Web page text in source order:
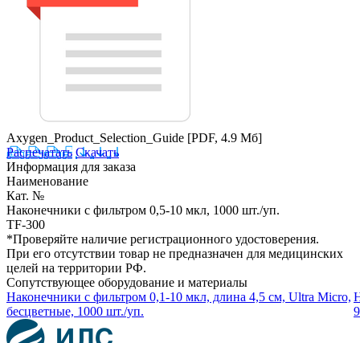
Axygen_Product_Selection_Guide [PDF, 4.9 Мб]
Распечатать Скачать
Информация для заказа
Наименование
Кат. №
Наконечники с фильтром 0,5-10 мкл, 1000 шт./уп.
TF-300
*Проверяйте наличие регистрационного удостоверения.
При его отсутствии товар не предназначен для медицинских
целей на территории РФ.
Сопутствующее оборудование и материалы
Наконечники с фильтром 0,1-10 мкл, длина 4,5 см, Ultra Micro,
бесцветные, 1000 шт./уп.